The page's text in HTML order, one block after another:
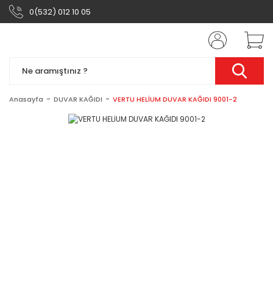
0(532) 012 10 05
Anasayfa DUVAR KAĞIDI VERTU HELİUM DUVAR KAĞIDI 9001-2